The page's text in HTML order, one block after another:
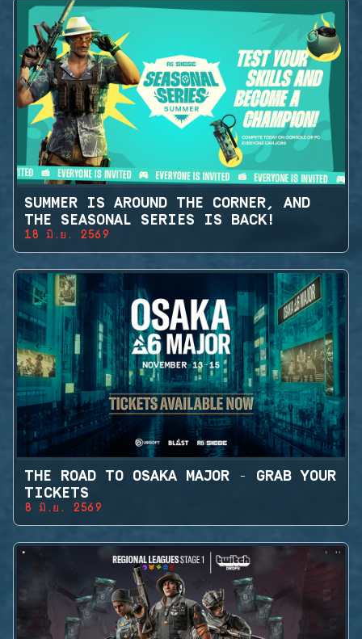
SUMMER IS AROUND THE CORNER, AND
THE SEASONAL SERIES IS BACK!
18 มิ.ย. 2569
THE ROAD TO OSAKA MAJOR - GRAB YOUR
TICKETS
8 มิ.ย. 2569